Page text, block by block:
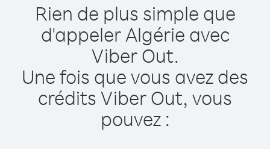
Rien de plus simple que
d'appeler Algérie avec
Viber Out.
Une fois que vous avez des
crédits Viber Out, vous
pouvez :